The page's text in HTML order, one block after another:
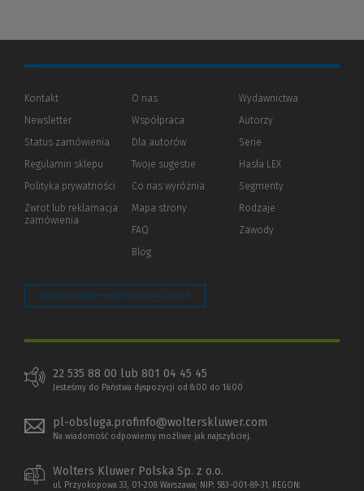
Kontakt
Newsletter
Status zamówienia
Regulamin sklepu
Polityka prywatności (Nowe
(Link
innej
Zwrot lub reklamacja
zamówienia
O nas
Współpraca
Dla autorów(Nowe
(Link
innej
Twoje sugestie
Co nas wyróżnia
Mapa strony
FAQ
Blog
Wydawnictwa
Autorzy
Serie
Hasła LEX
Segmenty
Rodzaje
Zawody
Zarządzaj preferencjami plików cookie
22 535 88 00 lub 801 04 45 45
Jesteśmy do Państwa dyspozycji od 8:00 do 16:00
pl-obsluga.profinfo@wolterskluwer.com
Na wiadomość odpowiemy możliwe jak najszybciej.
Wolters Kluwer Polska Sp. z o.o.
ul. Przyokopowa 33, 01-208 Warszawa; NIP: 583-001-89-31, REGON: